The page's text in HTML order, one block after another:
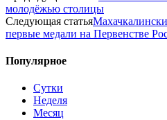
молодёжью столицы
Следующая статья
первые медали на Первенстве
Популярное
Сутки
Неделя
Месяц